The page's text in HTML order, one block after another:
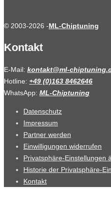
© 2003-2026 -ML-Chiptuning
Kontakt
E-Mail: kontakt@ml-
Hotline: +49 (0)163 8462646
WhatsApp: ML-Chiptuning
Datenschutz
Impressum
Partner werden
Einwilligungen widerrufen
Privatsphäre-Einstellungen
Historie der Privatsphäre-
Kontakt